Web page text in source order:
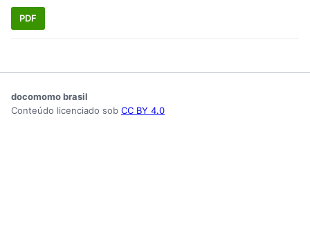
PDF
docomomo brasil
Conteúdo licenciado sob CC BY 4.0